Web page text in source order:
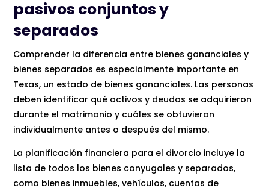
pasivos conjuntos y
separados
Comprender la diferencia entre bienes gananciales y
bienes separados es especialmente importante en
Texas, un estado de bienes gananciales. Las personas
deben identificar qué activos y deudas se adquirieron
durante el matrimonio y cuáles se obtuvieron
individualmente antes o después del mismo.
La planificación financiera para el divorcio incluye la
lista de todos los bienes conyugales y separados,
como bienes inmuebles, vehículos, cuentas de